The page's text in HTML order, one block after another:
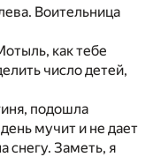
Воительница
как тебе
число детей,
подошла
мучит и не дает
снегу. Заметь, я